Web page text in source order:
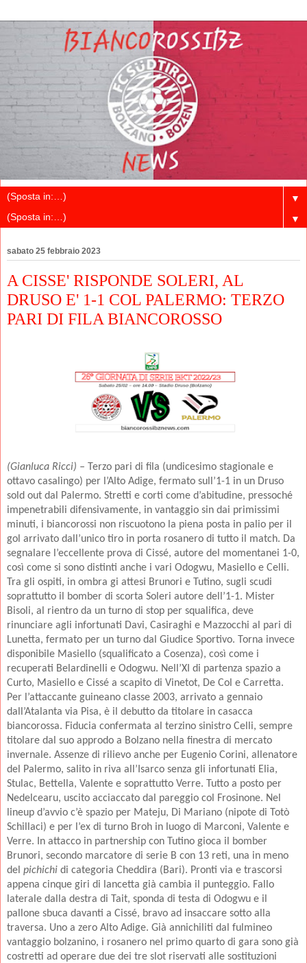
▼
▼
sabato 25 febbraio 2023
A CISSE' RISPONDE SOLERI, AL
DRUSO E' 1-1 COL PALERMO: TERZO
PARI DI FILA BIANCOROSSO
(Gianluca Ricci) – Terzo pari di fila (undicesimo stagionale e
ottavo casalingo) per l’Alto Adige, fermato sull’1-1 in un Druso
sold out dal Palermo. Stretti e corti come d’abitudine, pressoché
impenetrabili difensivamente, in vantaggio sin dai primissimi
minuti, i biancorossi non riscuotono la piena posta in palio per il
gol arrivato dall’unico tiro in porta rosanero di tutto il match. Da
segnalare l’eccellente prova di Cissé, autore del momentanei 1-0,
così come si sono distinti anche i vari Odogwu, Masiello e Celli.
Tra gli ospiti, in ombra gi attesi Brunori e Tutino, sugli scudi
soprattutto il bomber di scorta Soleri autore dell’1-1. Mister
Bisoli, al rientro da un turno di stop per squalifica, deve
rinunciare agli infortunati Davi, Casiraghi e Mazzocchi al pari di
Lunetta, fermato per un turno dal Giudice Sportivo. Torna invece
disponibile Masiello (squalificato a Cosenza), così come i
recuperati Belardinelli e Odogwu. Nell’XI di partenza spazio a
Curto, Masiello e Cissé a scapito di Vinetot, De Col e Carretta.
Per l’attaccante guineano classe 2003, arrivato a gennaio
dall’Atalanta via Pisa, è il debutto da titolare in casacca
biancorossa. Fiducia confermata al terzino sinistro Celli, sempre
titolare dal suo approdo a Bolzano nella finestra di mercato
invernale. Assenze di rilievo anche per Eugenio Corini, allenatore
del Palermo, salito in riva all’Isarco senza gli infortunati Elia,
Stulac, Bettella, Valente e soprattutto Verre. Tutto a posto per
Nedelcearu, uscito acciaccato dal pareggio col Frosinone. Nel
lineup d’avvio c’è spazio per Mateju, Di Mariano (nipote di Totò
Schillaci) e per l’ex di turno Broh in luogo di Marconi, Valente e
Verre. In attacco in partnership con Tutino gioca il bomber
Brunori, secondo marcatore di serie B con 13 reti, una in meno
del pichichi di categoria Cheddira (Bari). Pronti via e trascorsi
appena cinque giri di lancetta già cambia il punteggio. Fallo
laterale dalla destra di Tait, sponda di testa di Odogwu e il
pallone sbuca davanti a Cissé, bravo ad insaccare sotto alla
traversa. Uno a zero Alto Adige. Già annichiliti dal fulmineo
vantaggio bolzanino, i rosanero nel primo quarto di gara sono già
costretti ad operare due dei tre slot riservati alle sostituzioni